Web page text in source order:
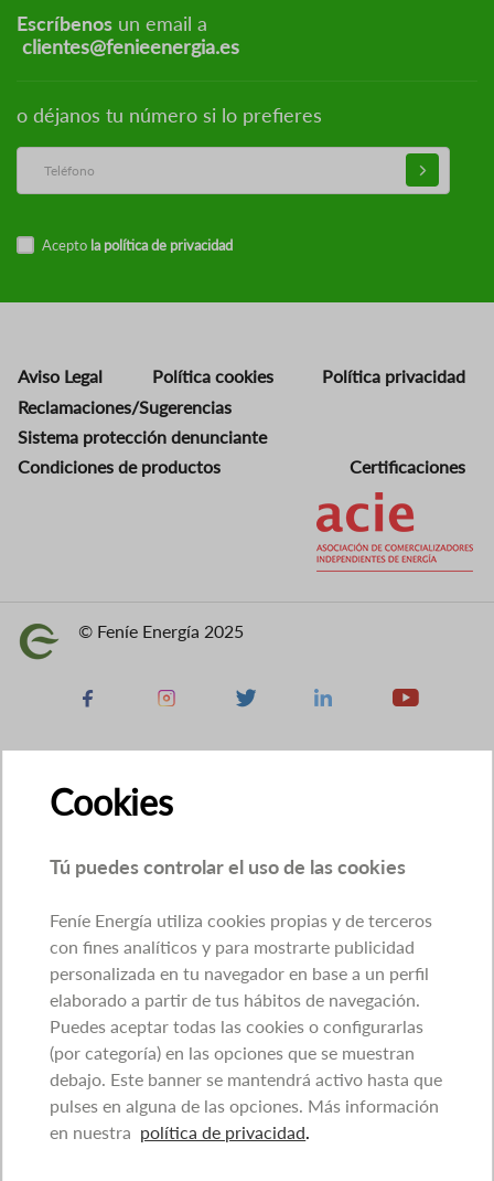
Escríbenos un email a
clientes@fenieenergia.es
o déjanos tu número si lo prefieres
Acepto la política de privacidad
Aviso Legal Política cookies
Política privacidad
Reclamaciones/Sugerencias
Sistema protección denunciante
Condiciones de productos
Certificaciones
Imagen © Feníe Energía 2025
Facebook Instagram X Linkedin Youtube
Cookies
Tú puedes controlar el uso de las cookies
Feníe Energía utiliza cookies propias y de terceros
con fines analíticos y para mostrarte publicidad
personalizada en tu navegador en base a un perfil
elaborado a partir de tus hábitos de navegación.
Puedes aceptar todas las cookies o configurarlas
(por categoría) en las opciones que se muestran
debajo. Este banner se mantendrá activo hasta que
pulses en alguna de las opciones. Más información
en nuestra política de privacidad.